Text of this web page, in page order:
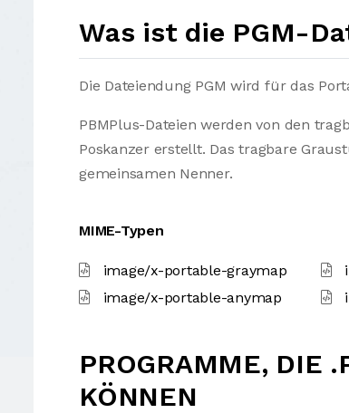
Was ist die PGM-
Die Dateiendung PGM wird für das
PBMPlus-Dateien werden von den
Poskanzer erstellt. Das tragbare
gemeinsamen Nenner.
MIME-Typen
image/x-portable-graymap
image/x-portable-anymap
PROGRAMME, DIE
KÖNNEN